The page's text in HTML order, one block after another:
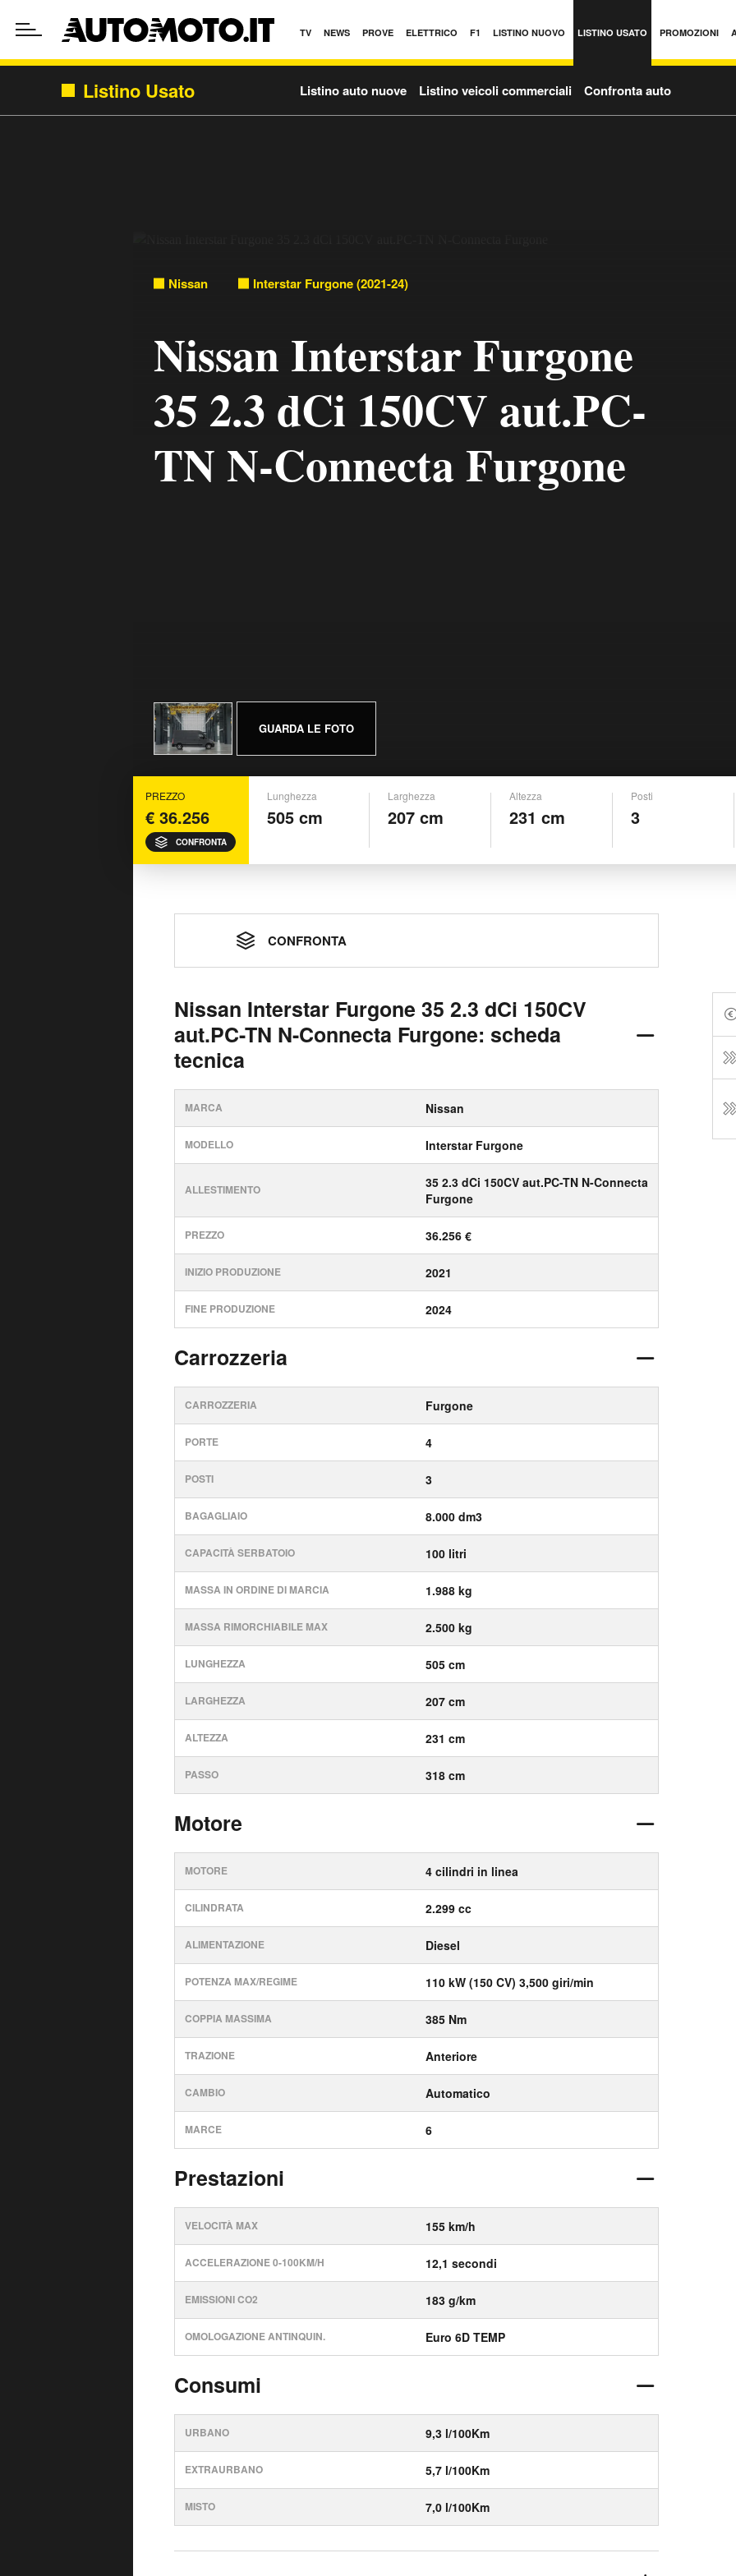
TV NEWS PROVE ELETTRICO F1 LISTINO NUOVO LISTINO USATO PROMOZIONI
Listino Usato Listino auto nuove Listino veicoli commerciali Confronta auto
Nissan Interstar Furgone (2021-24)
Nissan Interstar Furgone
35 2.3 dCi 150CV aut.PC-
TN N-Connecta Furgone
GUARDA LE FOTO
PREZZO
€ 36.256
CONFRONTA
Lunghezza
505 cm
Larghezza
207 cm
Altezza
231 cm
Posti
3
CONFRONTA
Nissan Interstar Furgone 35 2.3 dCi 150CV
aut.PC-TN N-Connecta Furgone: scheda
tecnica
MARCA Nissan
MODELLO Interstar Furgone
ALLESTIMENTO
35 2.3 dCi 150CV aut.PC-TN N-Connecta
Furgone
PREZZO 36.256 €
INIZIO PRODUZIONE 2021
FINE PRODUZIONE 2024
Carrozzeria
CARROZZERIA Furgone
PORTE 4
POSTI 3
BAGAGLIAIO 8.000 dm3
CAPACITÀ SERBATOIO 100 litri
MASSA IN ORDINE DI MARCIA 1.988 kg
MASSA RIMORCHIABILE MAX 2.500 kg
LUNGHEZZA 505 cm
LARGHEZZA 207 cm
ALTEZZA 231 cm
PASSO 318 cm
Motore
MOTORE 4 cilindri in linea
CILINDRATA 2.299 cc
ALIMENTAZIONE Diesel
POTENZA MAX/REGIME 110 kW (150 CV) 3,500 giri/min
COPPIA MASSIMA 385 Nm
TRAZIONE Anteriore
CAMBIO Automatico
MARCE 6
Prestazioni
VELOCITÀ MAX 155 km/h
ACCELERAZIONE 0-100KM/H 12,1 secondi
EMISSIONI CO2 183 g/km
OMOLOGAZIONE ANTINQUIN. Euro 6D TEMP
Consumi
URBANO 9,3 l/100Km
EXTRAURBANO 5,7 l/100Km
MISTO 7,0 l/100Km